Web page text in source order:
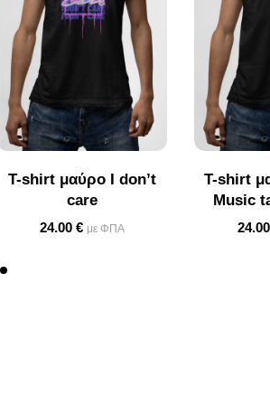
T-shirt μαύρο I don’t
care
24.00 € με ΦΠΑ
T-shirt
Music
24.00